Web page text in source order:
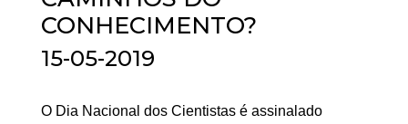
CONHECIMENTO?
15-05-2019
O Dia Nacional dos Cientistas é assinalado